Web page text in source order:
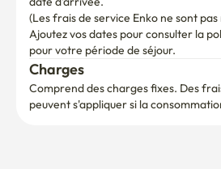
Comprend des charges fixes. Des
peuvent s'appliquer si la
Première réservation